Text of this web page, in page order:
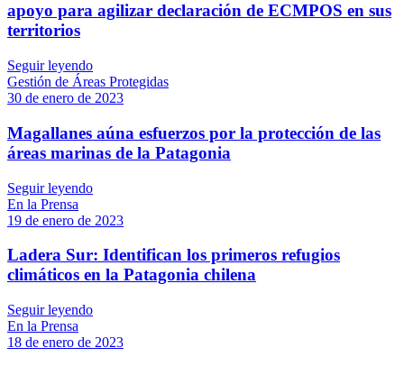
apoyo para agilizar declaración de ECMPOS en sus
territorios
Seguir leyendo
Gestión de Áreas Protegidas
30 de enero de 2023
Magallanes aúna esfuerzos por la protección de las
áreas marinas de la Patagonia
Seguir leyendo
En la Prensa
19 de enero de 2023
Ladera Sur: Identifican los primeros refugios
climáticos en la Patagonia chilena
Seguir leyendo
En la Prensa
18 de enero de 2023